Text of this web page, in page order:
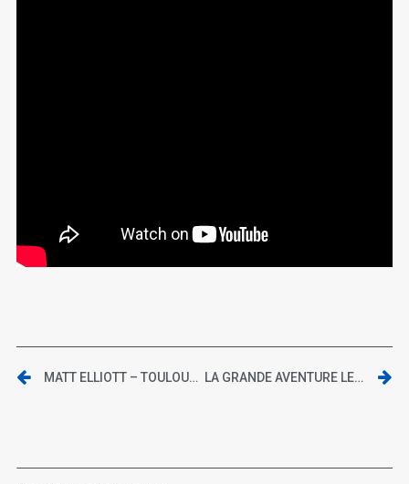
MATT ELLIOTT – TOULOUSE, LA DYNAMO – 8 FÉVRIER 2014 LA GRANDE AVENTURE LEGO